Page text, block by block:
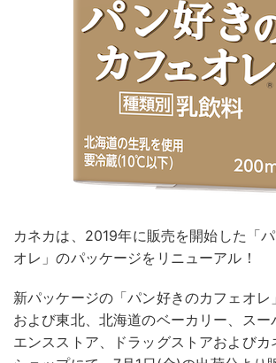
カネカは、2019年に販売を開始した「
オレ」のパッケージをリニューアル！
新パッケージの「パン好きのカフェオレ
および東北、北海道のベーカリー、スー
エンスストア、ドラッグストアおよびカ